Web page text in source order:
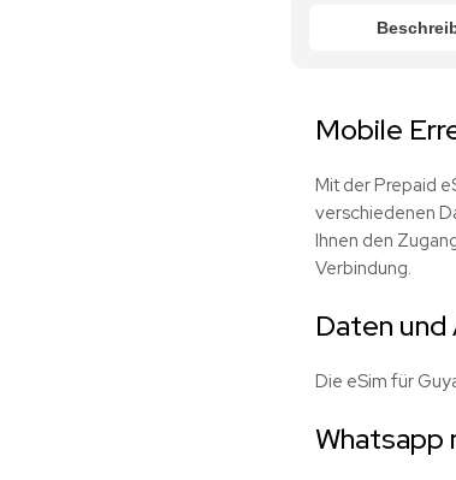
Mobile
Mit der Prepaid
verschiedenen
Ihnen den
Verbindung.
Daten und
Die eSim für
Whatsapp